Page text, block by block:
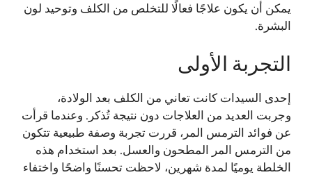
يمكن أن يكون علاجًا فعالًا للتخلص من الكلف وتوحيد لون
البشرة.
التجربة الأولى
إحدى السيدات كانت تعاني من الكلف بعد الولادة،
وجربت العديد من العلاجات دون نتيجة تُذكر. وعندما قرأت
عن فوائد الترمس المر، قررت تجربة وصفة طبيعية تتكون
من الترمس المر المطحون والعسل. بعد استخدام هذه
الخلطة يوميًا لمدة شهرين، لاحظت تحسنًا واضحًا واختفاء